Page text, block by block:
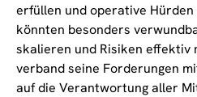
erfüllen und operative Hürden
könnten besonders
skalieren und Risiken effektiv
verband seine Forderungen
auf die Verantwortung aller